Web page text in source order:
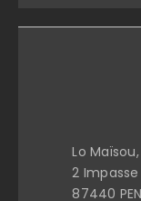
Lo
2
87440